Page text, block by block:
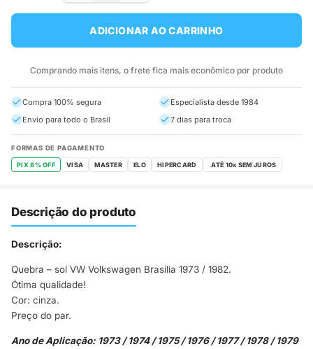
ADICIONAR AO CARRINHO
Comprando mais itens, o frete fica mais econômico por produto
Compra 100% segura
Especialista desde 1984
Envio para todo o Brasil
7 dias para troca
FORMAS DE PAGAMENTO
PIX 8% OFF VISA MASTER ELO HIPERCARD
Descrição do produto
Descrição:
Quebra – sol VW Volkswagen Brasília 1973 / 1982.
Ótima qualidade!
Cor: cinza.
Preço do par.
Ano de Aplicação: 1973 / 1974 / 1975 / 1976 / 1977 / 1978 / 1979